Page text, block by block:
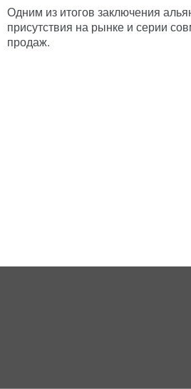
Одним из итогов заключения
присутствия на рынке и серии
продаж.